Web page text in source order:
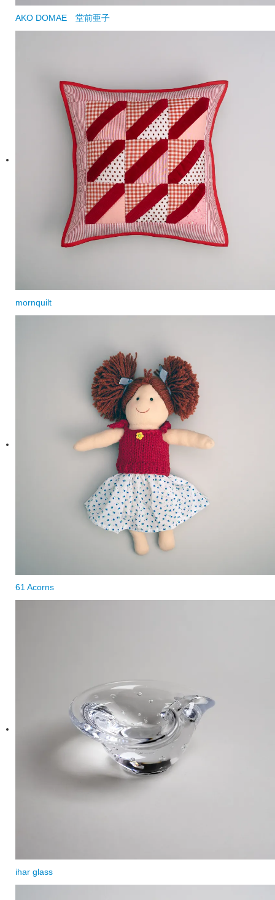
AKO DOMAE 堂前亜子
mornquilt
61 Acorns
ihar glass